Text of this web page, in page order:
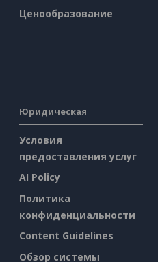
Ценообразование
Юридическая
Условия
предоставления услуг
AI Policy
Политика
конфиденциальности
Content Guidelines
Обзор системы